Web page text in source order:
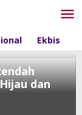
Ekbis
dan